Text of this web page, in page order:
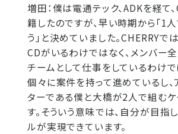
増田：僕は電通テック、ADKを経て
籍したのですが、早い時期から「1
う」と決めていました。CHERRYで
CDがいるわけではなく、メンバー
チームとして仕事をしているわけで
個々に案件を持って進めているし、
ターである僕と大橋が2人で組むケ
す。そういう意味では、自分が目指
ルが実現できています。